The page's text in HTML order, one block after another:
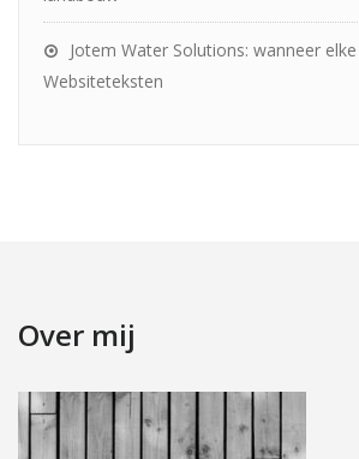
Jotem Water Solutions: wanneer
Websiteteksten
Over mij